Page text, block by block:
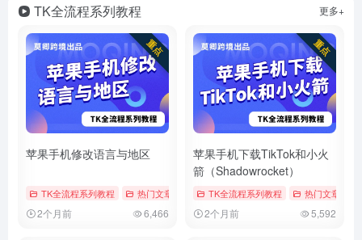
TK全流程系列教程 更多+
苹果手机修改语言与地区
TK全流程系列教程 热门文章 # tiktok # 修改地区 # 修改时区
2个月前 6,466
苹果手机下载TikTok和小火
箭（Shadowrocket）
TK全流程系列教程 热门文章
2个月前 5,592